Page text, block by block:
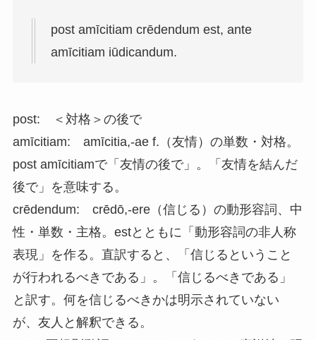
post amīcitiam crēdendum est, ante
amīcitiam iūdicandum.
post: ＜対格＞の後で
amīcitiam: amīcitia,-ae f.（友情）の単数・対格。
post amīcitiamで「友情の後で」。「友情を結んだ
後で」を意味する。
crēdendum: crēdō,-ere（信じる）の動形容詞、中
性・単数・主格。estとともに「動形容詞の非人称
表現」を作る。直訳すると、「信じるということ
が行われるべきである」。「信じるべきである」
と訳す。何を信じるべきかは明示されていない
が、友人と解釈できる。